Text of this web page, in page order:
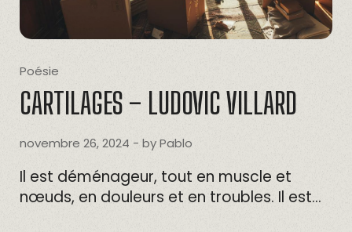
Poésie
CARTILAGES – LUDOVIC VILLARD
novembre 26, 2024 - byPablo
Il est déménageur, tout en muscle et
nœuds, en douleurs et en troubles. Il est…